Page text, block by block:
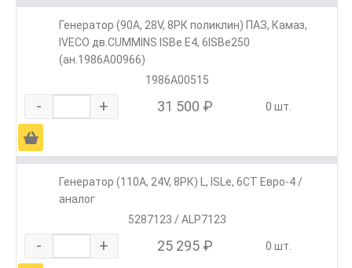
Генератор (90А, 28V, 8РК поликлин) ПАЗ, Камаз,
IVECO дв.CUMMINS ISBe Е4, 6ISBe250
(ан.1986А00966)
1986А00515
- + 31 500 ₽ 0 шт.
Ä
Генератор (110А, 24V, 8РК) L, ISLe, 6CT Евро-4 /
аналог
5287123 / ALP7123
- + 25 295 ₽ 0 шт.